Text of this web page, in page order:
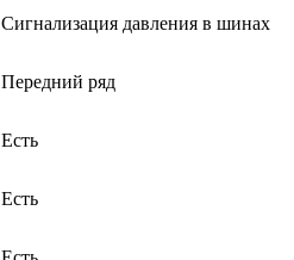
Сигнализация давления в шинах
Передний ряд
Есть
Есть